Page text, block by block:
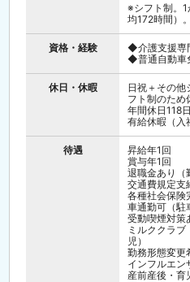
※シフト制。
均172時間）。
資格・経験
◆介護支援専
◆普通自動車
休日・休暇
日祝＋その他
フト制のため
年間休日118
有給休暇（入
待遇
昇給年1回
賞与年1回
退職金あり（
交通費規定支
各種社会保険
車通勤可（駐
受動喫煙対策
ミルククラ
児）
勤務形態変更
インフルエン
産前産後・育